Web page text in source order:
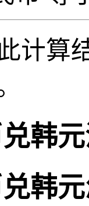
计算
韩
韩